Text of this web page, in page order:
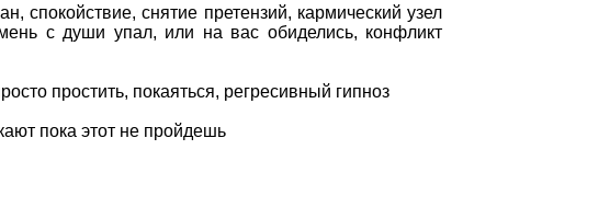
спокойствие, снятие претензий, кармический узел
с души упал, или на вас обиделись, конфликт
простить, покаяться, регресивный гипноз
пока этот не пройдешь